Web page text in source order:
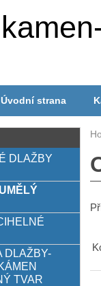
Úvodní strana
DLAŽBY
DLAŽBY-
TVAR